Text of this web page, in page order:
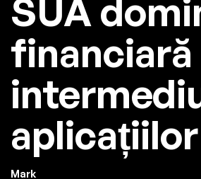
SUA
financiară
aplicațiilor
Mark